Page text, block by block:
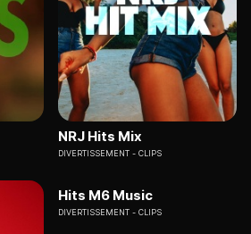
NRJ Hits Mix
DIVERTISSEMENT CLIPS
Hits M6 Music
DIVERTISSEMENT CLIPS